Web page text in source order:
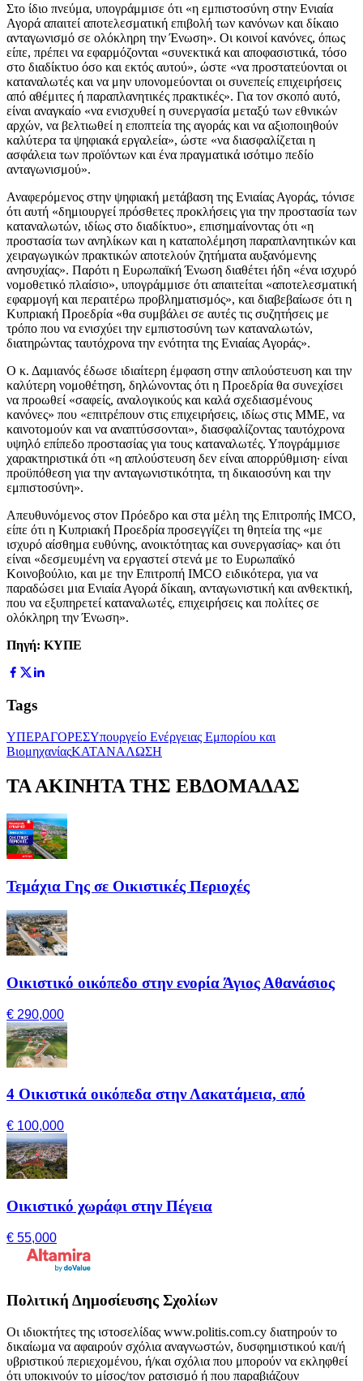
Στο ίδιο πνεύμα, υπογράμμισε ότι «η εμπιστοσύνη στην Ενιαία
Αγορά απαιτεί αποτελεσματική επιβολή των κανόνων και δίκαιο
ανταγωνισμό σε ολόκληρη την Ένωση». Οι κοινοί κανόνες, όπως
είπε, πρέπει να εφαρμόζονται «συνεκτικά και αποφασιστικά, τόσο
στο διαδίκτυο όσο και εκτός αυτού», ώστε «να προστατεύονται οι
καταναλωτές και να μην υπονομεύονται οι συνεπείς επιχειρήσεις
από αθέμιτες ή παραπλανητικές πρακτικές». Για τον σκοπό αυτό,
είναι αναγκαίο «να ενισχυθεί η συνεργασία μεταξύ των εθνικών
αρχών, να βελτιωθεί η εποπτεία της αγοράς και να αξιοποιηθούν
καλύτερα τα ψηφιακά εργαλεία», ώστε «να διασφαλίζεται η
ασφάλεια των προϊόντων και ένα πραγματικά ισότιμο πεδίο
ανταγωνισμού».
Αναφερόμενος στην ψηφιακή μετάβαση της Ενιαίας Αγοράς, τόνισε
ότι αυτή «δημιουργεί πρόσθετες προκλήσεις για την προστασία των
καταναλωτών, ιδίως στο διαδίκτυο», επισημαίνοντας ότι «η
προστασία των ανηλίκων και η καταπολέμηση παραπλανητικών και
χειραγωγικών πρακτικών αποτελούν ζητήματα αυξανόμενης
ανησυχίας». Παρότι η Ευρωπαϊκή Ένωση διαθέτει ήδη «ένα ισχυρό
νομοθετικό πλαίσιο», υπογράμμισε ότι απαιτείται «αποτελεσματική
εφαρμογή και περαιτέρω προβληματισμός», και διαβεβαίωσε ότι η
Κυπριακή Προεδρία «θα συμβάλει σε αυτές τις συζητήσεις με
τρόπο που να ενισχύει την εμπιστοσύνη των καταναλωτών,
διατηρώντας ταυτόχρονα την ενότητα της Ενιαίας Αγοράς».
Ο κ. Δαμιανός έδωσε ιδιαίτερη έμφαση στην απλούστευση και την
καλύτερη νομοθέτηση, δηλώνοντας ότι η Προεδρία θα συνεχίσει
να προωθεί «σαφείς, αναλογικούς και καλά σχεδιασμένους
κανόνες» που «επιτρέπουν στις επιχειρήσεις, ιδίως στις ΜΜΕ, να
καινοτομούν και να αναπτύσσονται», διασφαλίζοντας ταυτόχρονα
υψηλό επίπεδο προστασίας για τους καταναλωτές. Υπογράμμισε
χαρακτηριστικά ότι «η απλούστευση δεν είναι απορρύθμιση· είναι
προϋπόθεση για την ανταγωνιστικότητα, τη δικαιοσύνη και την
εμπιστοσύνη».
Απευθυνόμενος στον Πρόεδρο και στα μέλη της Επιτροπής IMCO,
είπε ότι η Κυπριακή Προεδρία προσεγγίζει τη θητεία της «με
ισχυρό αίσθημα ευθύνης, ανοικτότητας και συνεργασίας» και ότι
είναι «δεσμευμένη να εργαστεί στενά με το Ευρωπαϊκό
Κοινοβούλιο, και με την Επιτροπή IMCO ειδικότερα, για να
παραδώσει μια Ενιαία Αγορά δίκαιη, ανταγωνιστική και ανθεκτική,
που να εξυπηρετεί καταναλωτές, επιχειρήσεις και πολίτες σε
ολόκληρη την Ένωση».
Πηγή: ΚΥΠΕ
Tags
ΥΠΕΡΑΓΟΡΕΣΥπουργείο Ενέργειας Εμπορίου και
ΒιομηχανίαςΚΑΤΑΝΑΛΩΣΗ
ΤΑ ΑΚΙΝΗΤΑ ΤΗΣ ΕΒΔΟΜΑΔΑΣ
Τεμάχια Γης σε Οικιστικές Περιοχές
Οικιστικό οικόπεδο στην ενορία Άγιος Αθανάσιος
€ 290,000
4 Οικιστικά οικόπεδα στην Λακατάμεια, από
€ 100,000
Οικιστικό χωράφι στην Πέγεια
€ 55,000
Πολιτική Δημοσίευσης Σχολίων
Οι ιδιοκτήτες της ιστοσελίδας www.politis.com.cy διατηρούν το
δικαίωμα να αφαιρούν σχόλια αναγνωστών, δυσφημιστικού και/ή
υβριστικού περιεχομένου, ή/και σχόλια που μπορούν να εκληφθεί
ότι υποκινούν το μίσος/τον ρατσισμό ή που παραβιάζουν